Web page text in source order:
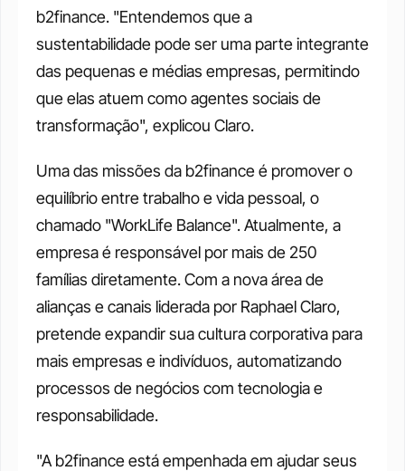
b2finance. "Entendemos que a
sustentabilidade pode ser uma parte integrante
das pequenas e médias empresas, permitindo
que elas atuem como agentes sociais de
transformação", explicou Claro.
Uma das missões da b2finance é promover o
equilíbrio entre trabalho e vida pessoal, o
chamado "WorkLife Balance". Atualmente, a
empresa é responsável por mais de 250
famílias diretamente. Com a nova área de
alianças e canais liderada por Raphael Claro,
pretende expandir sua cultura corporativa para
mais empresas e indivíduos, automatizando
processos de negócios com tecnologia e
responsabilidade.
"A b2finance está empenhada em ajudar seus